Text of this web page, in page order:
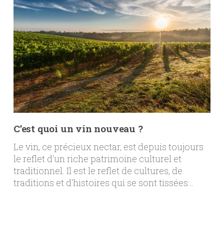
C’est quoi un vin nouveau ?
Le vin, ce précieux nectar, est depuis toujours
le reflet d'un riche patrimoine culturel et
traditionnel. Il est le reflet de cultures, de
traditions et d'histoires qui se sont tissées…